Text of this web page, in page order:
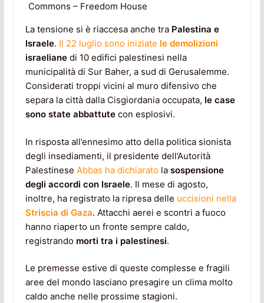
Commons – Freedom House
La tensione si è riaccesa anche tra Palestina e
Israele. Il 22 luglio sono iniziate le demolizioni
israelianedi 10 edifici palestinesi nella
municipalità di Sur Baher, a sud di Gerusalemme.
Considerati troppi vicini al muro difensivo che
separa la città dalla Cisgiordania occupata, le case
sono state abbattutecon esplosivi.
In risposta all’ennesimo atto della politica sionista
degli insediamenti, il presidente dell’Autorità
Palestinese Abbas ha dichiaratola sospensione
degli accordi con Israele. Il mese di agosto,
inoltre, ha registrato la ripresa delle uccisioni nella
Striscia di Gaza. Attacchi aerei e scontri a fuoco
hanno riaperto un fronte sempre caldo,
registrando morti tra i palestinesi.
Le premesse estive di queste complesse e fragili
aree del mondo lasciano presagire un clima molto
caldo anche nelle prossime stagioni.